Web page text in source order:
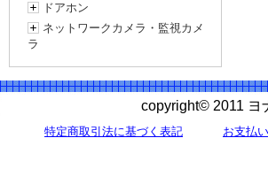
ドアホン
ネットワークカメラ・監視カメ
ラ
copyright© 2011 ヨ
特定商取引法に基づく表記 お支払